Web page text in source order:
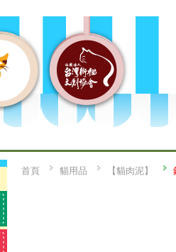
首頁 貓用品 【貓肉泥】